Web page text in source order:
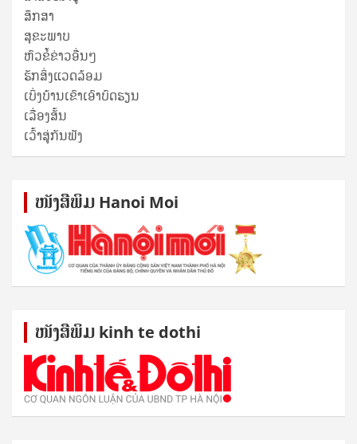
ສຶກສາ
ສຸ​ຂະ​ພາບ
ຫົວຂໍ້ຂ່າວອື່ນໆ
ຮັກສິ່ງແວດລ້ອມ
ເບິ່ງບ້ານເຂົາເອົາບົດຮຽນ
ເລື່ອງສັ້ນ
ເວົ້າສູ່ກັນຟັງ
ໜັງ​ສື​ພິມ Hanoi Moi
ໜັງ​ສື​ພິມ kinh te dothi